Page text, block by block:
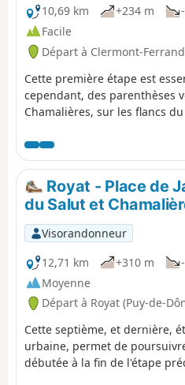
10,69 km +234 m
Facile
Départ à Clermont-
Cette première étape est
cependant, des parenthèses
Chamalières, sur les flancs
traversés le long de l'Artière.
Royat - Place de
du Salut et
Visorandonneur
12,71 km
+310 m
Moyenne
Départ à Royat (Puy-de-
Cette septième, et dernière,
urbaine, permet de
débutée à la fin de l'étape